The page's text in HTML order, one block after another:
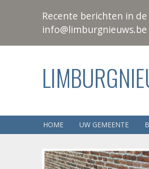
Recente berichten in
info@limburgnieuws.be
HOME UW GEMEENTE